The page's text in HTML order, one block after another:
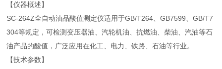
【仪器概述】
SC-264Z全自动油品酸值测定仪适用于GB/T264、GB7599、GB/T7
304等规定，可检测变压器油、汽轮机油、抗燃油、柴油、汽油等石
油产品的酸值，广泛应用在化工、电力、铁路、石油等行业。
【技术参数】